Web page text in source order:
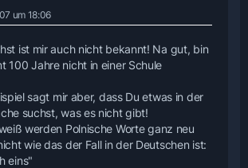
um 18:06
ist mir auch nicht bekannt! Na gut, bin
100 Jahre nicht in einer Schule
sagt mir aber, dass Du etwas in der
suchst, was es nicht gibt!
werden Polnische Worte ganz neu
wie das der Fall in der Deutschen ist:
eins"